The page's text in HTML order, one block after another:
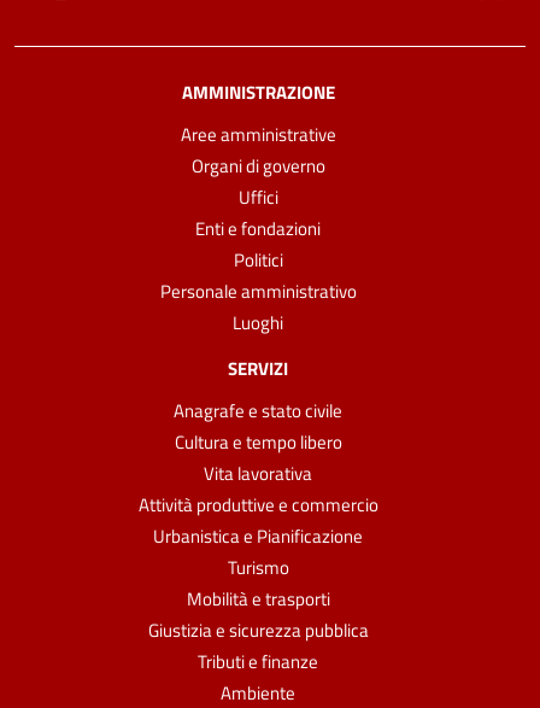
AMMINISTRAZIONE
Aree amministrative
Organi di governo
Uffici
Enti e fondazioni
Politici
Personale amministrativo
Luoghi
SERVIZI
Anagrafe e stato civile
Cultura e tempo libero
Vita lavorativa
Attività produttive e commercio
Urbanistica e Pianificazione
Turismo
Mobilità e trasporti
Giustizia e sicurezza pubblica
Tributi e finanze
Ambiente